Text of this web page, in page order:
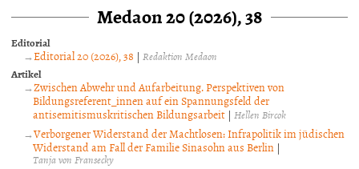
Medaon 20 (2026), 38
Editorial
Editorial 20 (2026), 38 |Redaktion Medaon
Artikel
Zwischen Abwehr und Aufarbeitung. Perspektiven von
Bildungsreferent_innen auf ein Spannungsfeld der
antisemitismuskritischen Bildungsarbeit | Hellen Bircok
Verborgener Widerstand der Machtlosen: Infrapolitik im jüdischen
Widerstand am Fall der Familie Sinasohn aus Berlin |
Tanja von Fransecky